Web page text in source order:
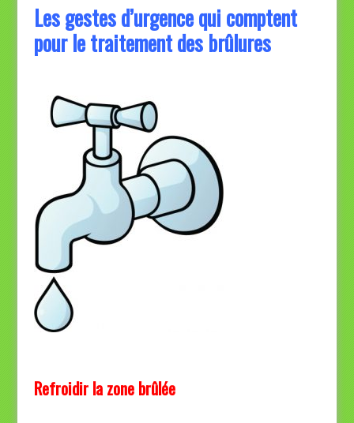
Les gestes d’urgence qui comptent
pour le traitement des brûlures
Refroidir la zone brûlée:traitement des